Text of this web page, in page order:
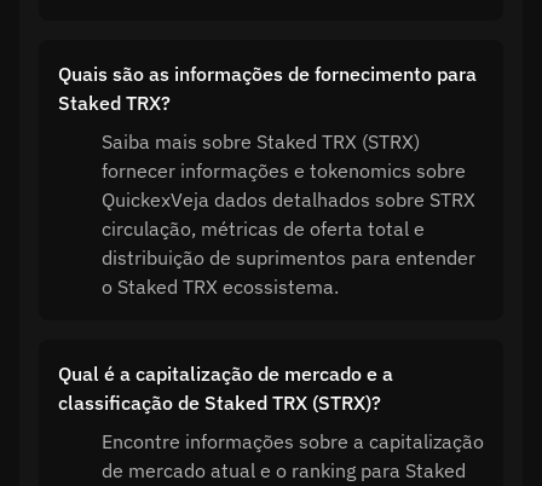
Quais são as informações de fornecimento para
Staked TRX?
Saiba mais sobre Staked TRX (STRX)
fornecer informações e tokenomics sobre
QuickexVeja dados detalhados sobre STRX
circulação, métricas de oferta total e
distribuição de suprimentos para entender
o Staked TRX ecossistema.
Qual é a capitalização de mercado e a
classificação de Staked TRX (STRX)?
Encontre informações sobre a capitalização
de mercado atual e o ranking para Staked